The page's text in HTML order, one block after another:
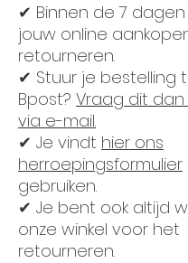
✔ Binnen de 7 dagen
jouw online
retourneren.
✔ Stuur je bestelling
Bpost? Vraag dit
via e-mail.
✔ Je vindt hier ons
herroepingsformulier
gebruiken.
✔ Je bent ook altijd
onze winkel voor het
retourneren.